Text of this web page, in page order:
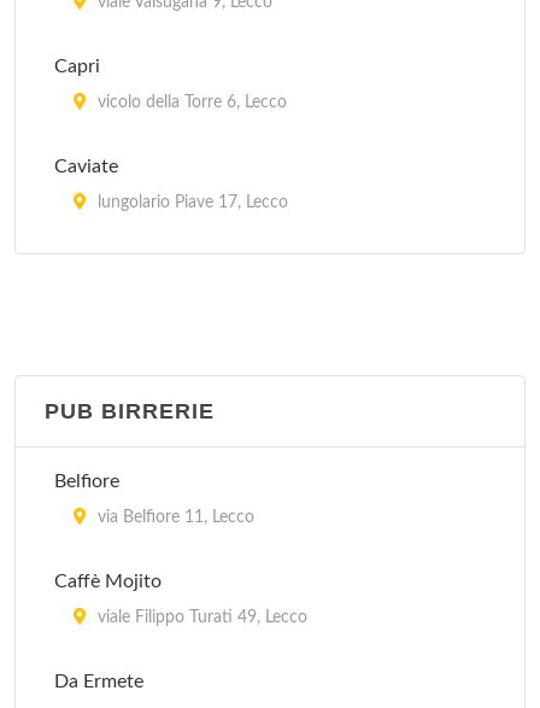
Capri
vicolo della Torre 6, Lecco
Caviate
lungolario Piave 17, Lecco
lungolario Piave 5, Lecco
PUB BIRRERIE
Belfiore
via Belfiore 11, Lecco
Caffè Mojito
viale Filippo Turati 49, Lecco
Da Ermete